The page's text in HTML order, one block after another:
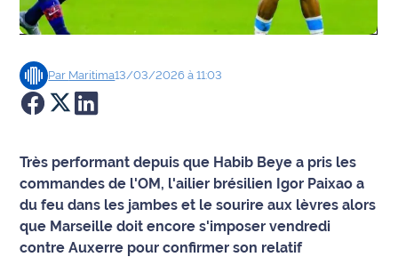
Sports
Société
Culture
Économie
Éducation
Emploi
Par Maritima13/03/2026 à 11:03
Très performant depuis que Habib Beye a pris les
commandes de l'OM, l'ailier brésilien Igor Paixao a
du feu dans les jambes et le sourire aux lèvres alors
que Marseille doit encore s'imposer vendredi
contre Auxerre pour confirmer son relatif